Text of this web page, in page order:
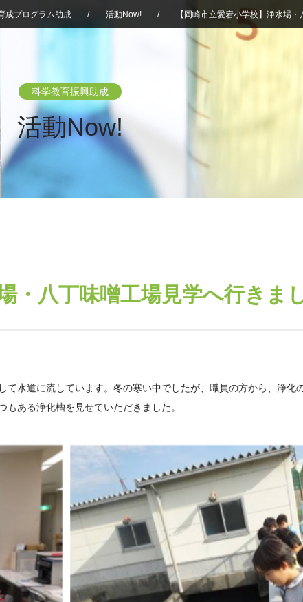
成プログラム助成 / 活動Now! / 【岡崎市立愛宕小学校】浄水場
科学教育振興助成
活動Now!
・八丁味噌工場見学へ行きま
水道に流しています。冬の寒い中でしたが、職員の方から、浄化
ある浄化槽を見せていただきました。